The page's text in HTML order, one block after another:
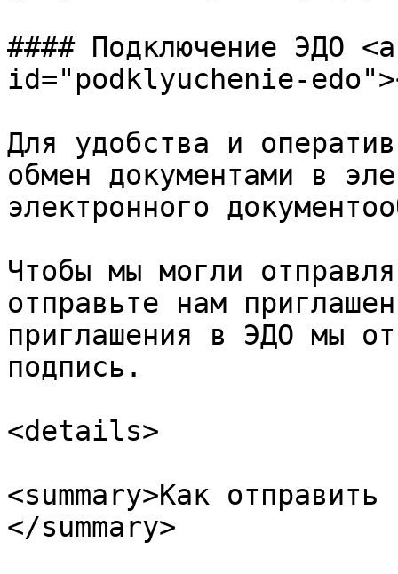
#### Подключение ЭДО
id="podklyuchenie-
Для удобства и
обмен документами в
электронного
Чтобы мы могли
отправьте нам
приглашения в ЭДО мы
подпись.
<details>
<summary>Как
</summary>